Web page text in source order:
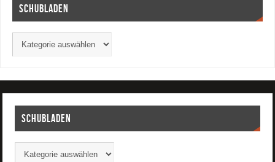
Schubladen
Schubladen